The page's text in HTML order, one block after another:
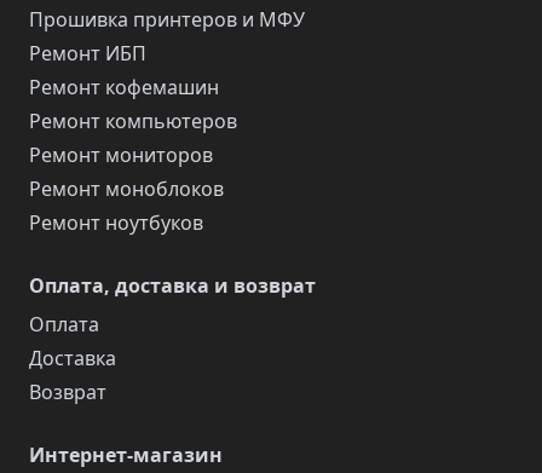
Прошивка принтеров и МФУ
Ремонт ИБП
Ремонт кофемашин
Ремонт компьютеров
Ремонт мониторов
Ремонт моноблоков
Ремонт ноутбуков
Оплата, доставка и возврат
Оплата
Доставка
Возврат
Интернет-магазин